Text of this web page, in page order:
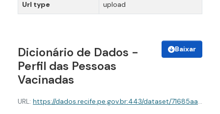
Baixar
Dicionário de Dados -
Perfil das Pessoas
Vacinadas
URL: https://dados.recife.pe.gov.br:443/dataset/71685aa9-d10f-46e0-9e5b-47c33b24644a/resource/45f66aab-5b49-4782-bcce-9510bef3f31d/download/dicionario-de-dados-perfil-das-pessoas-vacinadas.json
Url type upload